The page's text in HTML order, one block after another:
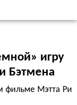
игру
Бэтмена
фильме Мэтта Ри